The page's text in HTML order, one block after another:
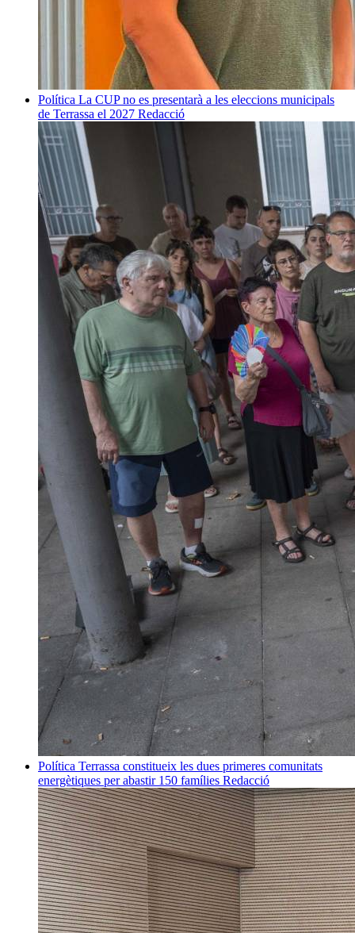
Política La CUP no es presentarà a les eleccions municipals
de Terrassa el 2027 Redacció
Política Terrassa constitueix les dues primeres comunitats
energètiques per abastir 150 famílies Redacció